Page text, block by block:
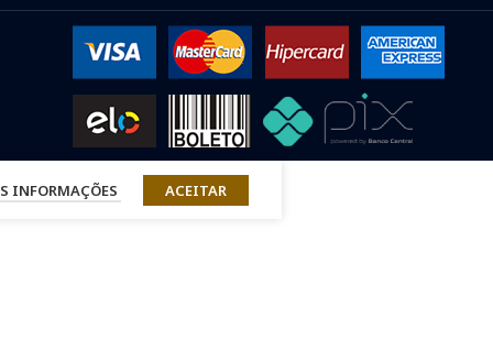
INFORMAÇÕES ACEITAR